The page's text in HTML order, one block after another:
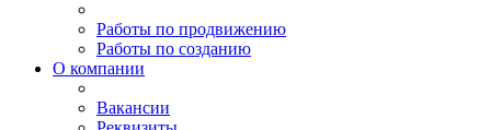
Работы по продвижению
Работы по созданию
О компании
Вакансии